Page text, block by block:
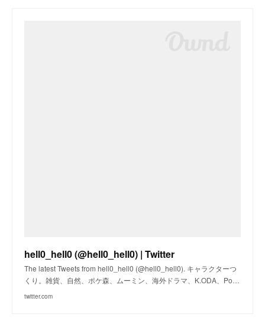
hell0_hell0 (@hell0_hell0) | Twitter
The latest Tweets from hell0_hell0 (@hell0_hell0). キャラクターつ
くり。雑貨、自然、ポケ森、ムーミン、海外ドラマ、K.ODA、Po…
twitter.com